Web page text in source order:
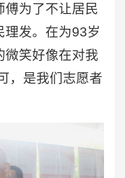
傅为了不让居民
理发。在为93岁
微笑好像在对我
，是我们志愿者